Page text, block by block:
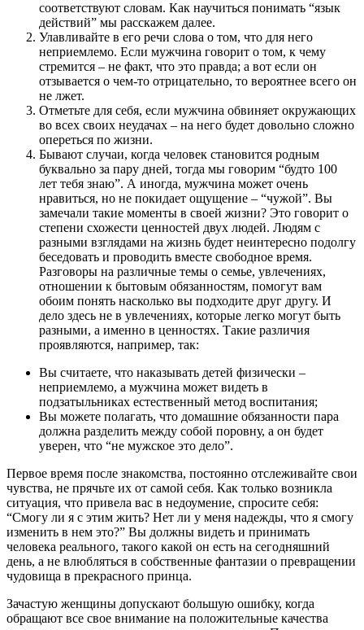
соответствуют словам. Как научиться понимать “язык
действий” мы расскажем далее.
Улавливайте в его речи слова о том, что для него
неприемлемо. Если мужчина говорит о том, к чему
стремится – не факт, что это правда; а вот если он
отзывается о чем-то отрицательно, то вероятнее всего он
не лжет.
Отметьте для себя, если мужчина обвиняет окружающих
во всех своих неудачах – на него будет довольно сложно
опереться по жизни.
Бывают случаи, когда человек становится родным
буквально за пару дней, тогда мы говорим “будто 100
лет тебя знаю”. А иногда, мужчина может очень
нравиться, но не покидает ощущение – “чужой”. Вы
замечали такие моменты в своей жизни? Это говорит о
степени схожести ценностей двух людей. Людям с
разными взглядами на жизнь будет неинтересно подолгу
беседовать и проводить вместе свободное время.
Разговоры на различные темы о семье, увлечениях,
отношении к бытовым обязанностям, помогут вам
обоим понять насколько вы подходите друг другу. И
дело здесь не в увлечениях, которые легко могут быть
разными, а именно в ценностях. Такие различия
проявляются, например, так:
Вы считаете, что наказывать детей физически –
неприемлемо, а мужчина может видеть в
подзатыльниках естественный метод воспитания;
Вы можете полагать, что домашние обязанности пара
должна разделить между собой поровну, а он будет
уверен, что “не мужское это дело”.
Первое время после знакомства, постоянно отслеживайте свои
чувства, не прячьте их от самой себя. Как только возникла
ситуация, что привела вас в недоумение, спросите себя:
“Смогу ли я с этим жить? Нет ли у меня надежды, что я смогу
изменить в нем это?” Вы должны видеть и принимать
человека реального, такого какой он есть на сегодняшний
день, а не влюбляться в собственные фантазии о превращении
чудовища в прекрасного принца.
Зачастую женщины допускают большую ошибку, когда
обращают все свое внимание на положительные качества